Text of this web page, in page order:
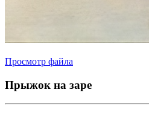
Просмотр файла
Прыжок на заре